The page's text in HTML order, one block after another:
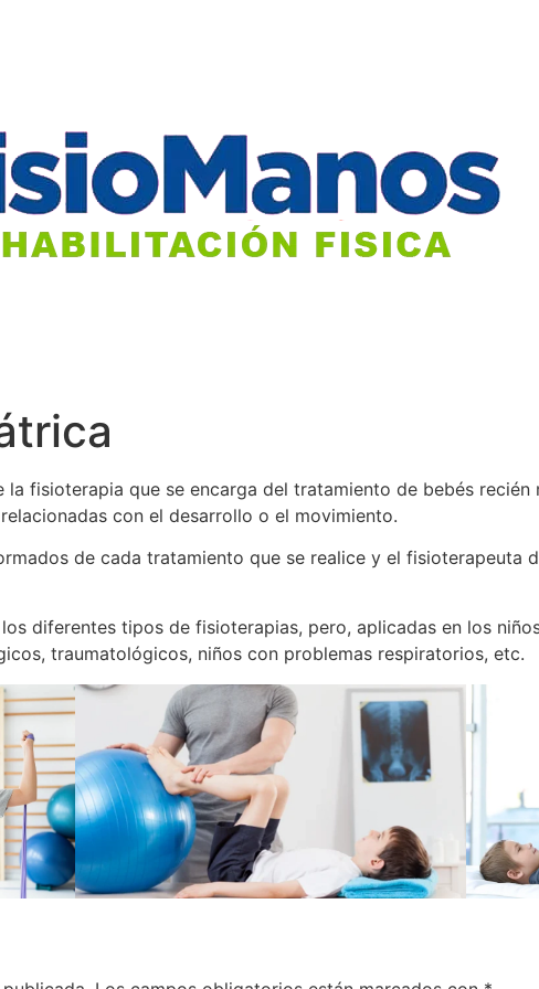
fisioterapia que se encarga del tratamiento de bebés recién
con el desarrollo o el movimiento.
de cada tratamiento que se realice y el fisioterapeuta
diferentes tipos de fisioterapias, pero, aplicadas en los
traumatológicos, niños con problemas respiratorios, etc.